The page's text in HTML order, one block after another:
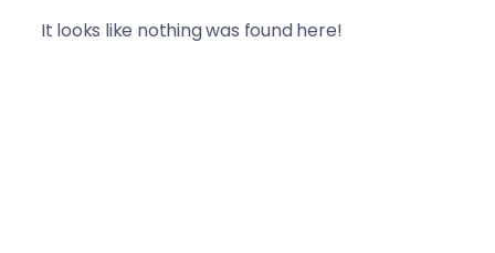
It looks like nothing was found here!